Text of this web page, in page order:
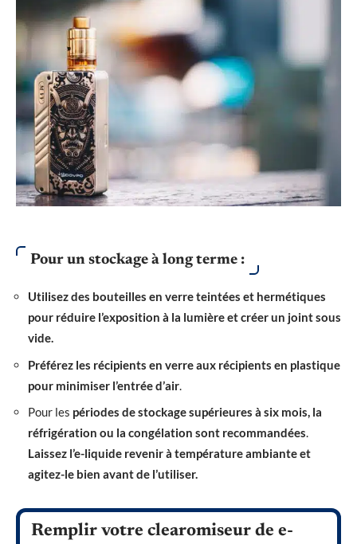
Pour un stockage à long terme :
Utilisez des bouteilles en verre teintées et hermétiques
pour réduire l’exposition à la lumière et créer un joint sous
vide.
Préférez les récipients en verre aux récipients en plastique
pour minimiser l’entrée d’air.
Pour les périodes de stockage supérieures à six mois, la
réfrigération ou la congélation sont recommandées.
Laissez l’e-liquide revenir à température ambiante et
agitez-le bien avant de l’utiliser.
Remplir votre clearomiseur de e-